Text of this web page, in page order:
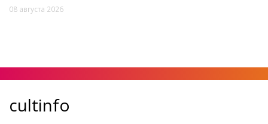
08 августа 2026
cultinfo